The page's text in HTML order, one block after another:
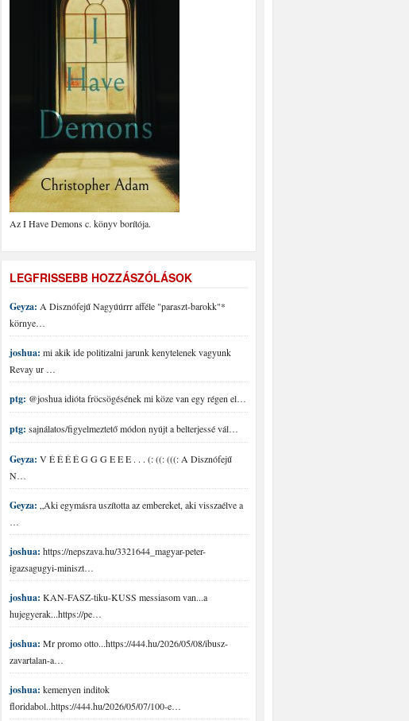
Az I Have Demons c. könyv borítója.
LEGFRISSEBB HOZZÁSZÓLÁSOK
Geyza: A Disznófejű Nagyúúrrr afféle "paraszt-barokk"*
környe…
joshua: mi akik ide politizalni jarunk kenytelenek vagyunk
Revay ur …
ptg: @joshua idióta fröcsögésének mi köze van egy régen el…
ptg: sajnálatos/figyelmeztető módon nyújt a belterjessé vál…
Geyza: V É É É É G G G E E E . . . (: ((: (((: A Disznófejű
N…
Geyza: „Aki egymásra uszította az embereket, aki visszaélve a
…
joshua: https://nepszava.hu/3321644_magyar-peter-
igazsagugyi-miniszt…
joshua: KAN-FASZ-tiku-KUSS messiasom van...a
hujegyerak...https://pe…
joshua: Mr promo otto...https://444.hu/2026/05/08/ibusz-
zavartalan-a…
joshua: kemenyen inditok
floridabol..https://444.hu/2026/05/07/100-e…